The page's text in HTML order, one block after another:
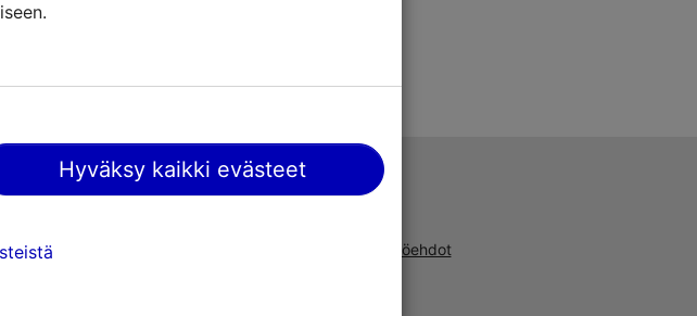
tapahtuu
tietoa tulevista tapahtumista, uusista
Tuki
Käyttöehdot
Hyväksy kaikki evästeet